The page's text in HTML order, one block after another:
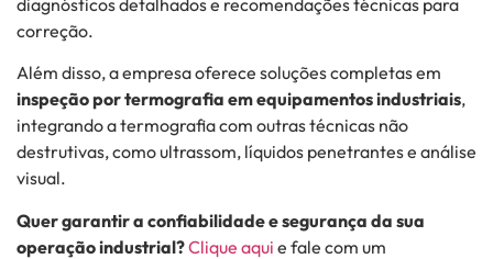
correção.
Além disso, a empresa oferece soluções completas em
inspeção por termografia em equipamentos industriais,
integrando a termografia com outras técnicas não
destrutivas, como ultrassom, líquidos penetrantes e análise
visual.
Quer garantir a confiabilidade e segurança da sua
operação industrial?Clique aqui e fale com um